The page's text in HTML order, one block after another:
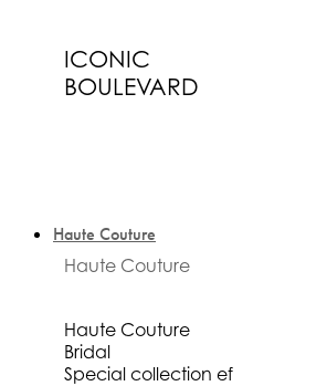
ICONIC
BOULEVARD
Haute Couture
Haute Couture
Haute Couture
Bridal
Special collection ef